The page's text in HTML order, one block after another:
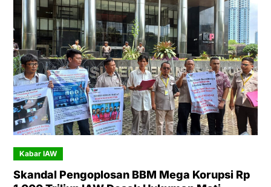
Kabar IAW
Skandal Pengoplosan BBM Mega Korupsi Rp